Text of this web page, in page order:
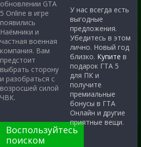
обновлении GTA
5 Online в игре
появились
Наёмники и
частная военная
компания. Вам
предстоит
выбрать сторону
и разобраться с
возросшей силой
ЧВК.
Воспользуйтесь
поиском
У нас всегда есть
выгодные
предложения.
Убедитесь в этом
лично. Новый год
близко. Купите в
подарок ГТА 5
для ПК и
получите
премиальные
бонусы в ГТА
Онлайн и другие
приятные вещи.